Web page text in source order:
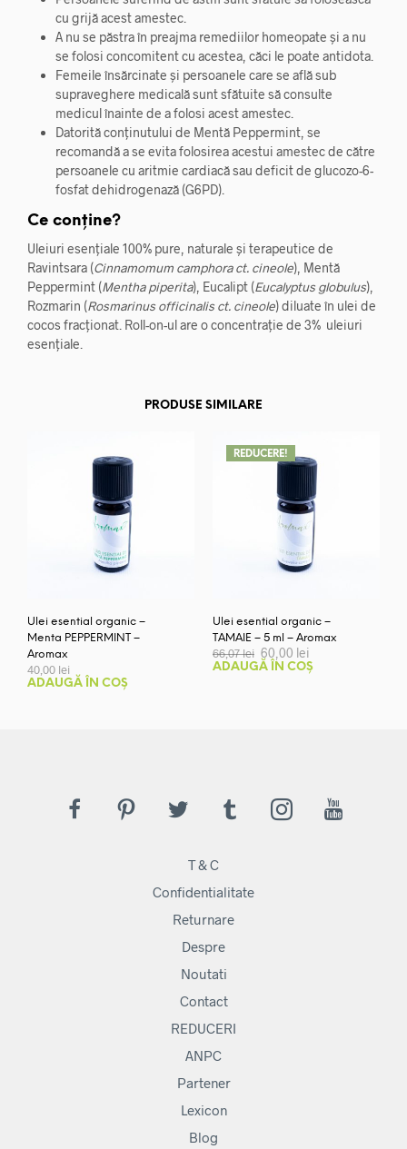
cu grijă acest amestec.
A nu se păstra în preajma remediilor homeopate și a nu
se folosi concomitent cu acestea, căci le poate antidota.
Femeile însărcinate și persoanele care se află sub
supraveghere medicală sunt sfătuite să consulte
medicul înainte de a folosi acest amestec.
Datorită conținutului de Mentă Peppermint, se
recomandă a se evita folosirea acestui amestec de către
persoanele cu aritmie cardiacă sau deficit de glucozo-6-
fosfat dehidrogenază (G6PD).
Ce conține?
Uleiuri esențiale 100% pure, naturale și terapeutice de
Ravintsara (Cinnamomum camphora ct. cineole), Mentă
Peppermint (Mentha piperita), Eucalipt (Eucalyptus globulus),
Rozmarin (Rosmarinus officinalis ct. cineole) diluate în ulei de
cocos fracționat. Roll-on-ul are o concentrație de 3% uleiuri
esențiale.
PRODUSE SIMILARE
Ulei esential organic –
Menta PEPPERMINT –
Aromax
40,00 lei
ADAUGĂ ÎN COȘ
REDUCERE!
Ulei esential organic –
TAMAIE – 5 ml – Aromax
66,07lei Prețul
inițial
60,00 lei
curent
este:
ADAUGĂ ÎN COȘ
T & C
Confidentialitate
Returnare
Despre
Noutati
Contact
REDUCERI
ANPC
Partener
Lexicon
Blog